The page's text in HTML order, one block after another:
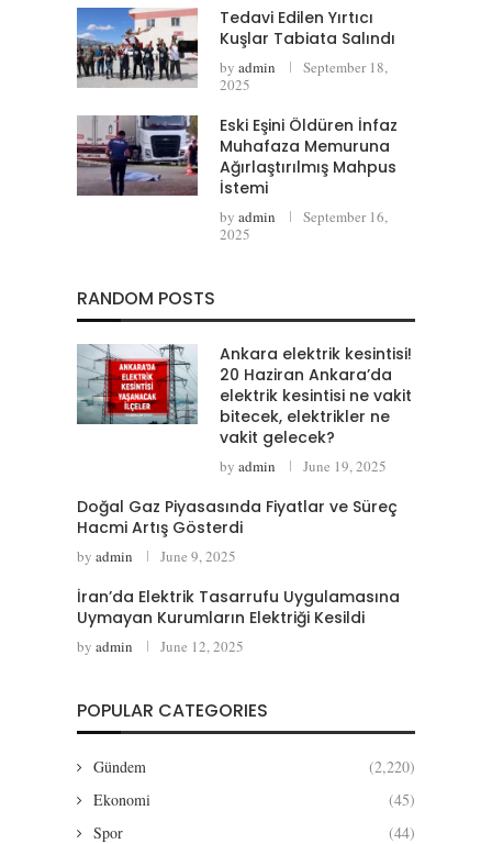
Tedavi Edilen Yırtıcı
Kuşlar Tabiata Salındı
by admin
September 18,
2025
Eski Eşini Öldüren İnfaz
Muhafaza Memuruna
Ağırlaştırılmış Mahpus
İstemi
by admin
September 16,
2025
RANDOM POSTS
Ankara elektrik kesintisi!
20 Haziran Ankara’da
elektrik kesintisi ne vakit
bitecek, elektrikler ne
vakit gelecek?
by admin June 19, 2025
Doğal Gaz Piyasasında Fiyatlar ve Süreç
Hacmi Artış Gösterdi
by admin June 9, 2025
İran’da Elektrik Tasarrufu Uygulamasına
Uymayan Kurumların Elektriği Kesildi
by admin June 12, 2025
POPULAR CATEGORIES
Gündem
(2,220)
Ekonomi
(45)
Spor
(44)